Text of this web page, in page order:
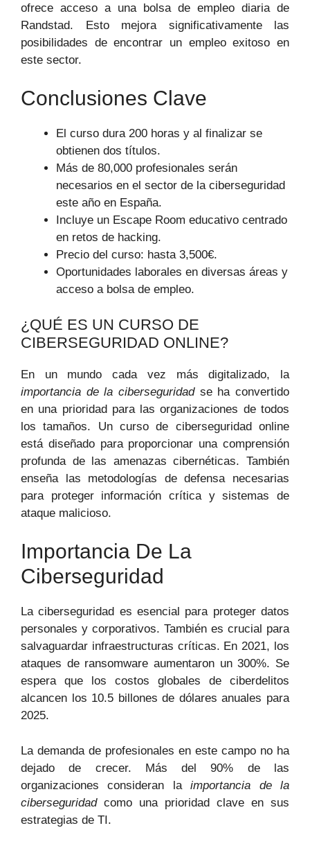
ofrece acceso a una bolsa de empleo diaria de
Randstad. Esto mejora significativamente las
posibilidades de encontrar un empleo exitoso en
este sector.
Conclusiones Clave
El curso dura 200 horas y al finalizar se
obtienen dos títulos.
Más de 80,000 profesionales serán
necesarios en el sector de la ciberseguridad
este año en España.
Incluye un Escape Room educativo centrado
en retos de hacking.
Precio del curso: hasta 3,500€.
Oportunidades laborales en diversas áreas y
acceso a bolsa de empleo.
¿QUÉ ES UN CURSO DE
CIBERSEGURIDAD ONLINE?
En un mundo cada vez más digitalizado, la
importancia de la ciberseguridadse ha convertido
en una prioridad para las organizaciones de todos
los tamaños. Un curso de ciberseguridad online
está diseñado para proporcionar una comprensión
profunda de las amenazas cibernéticas. También
enseña las metodologías de defensa necesarias
para proteger información crítica y sistemas de
ataque malicioso.
Importancia De La
Ciberseguridad
La ciberseguridad es esencial para proteger datos
personales y corporativos. También es crucial para
salvaguardar infraestructuras críticas. En 2021, los
ataques de ransomware aumentaron un 300%. Se
espera que los costos globales de ciberdelitos
alcancen los 10.5 billones de dólares anuales para
2025.
La demanda de profesionales en este campo no ha
dejado de crecer. Más del 90% de las
organizaciones consideran laimportancia de la
ciberseguridadcomo una prioridad clave en sus
estrategias de TI.